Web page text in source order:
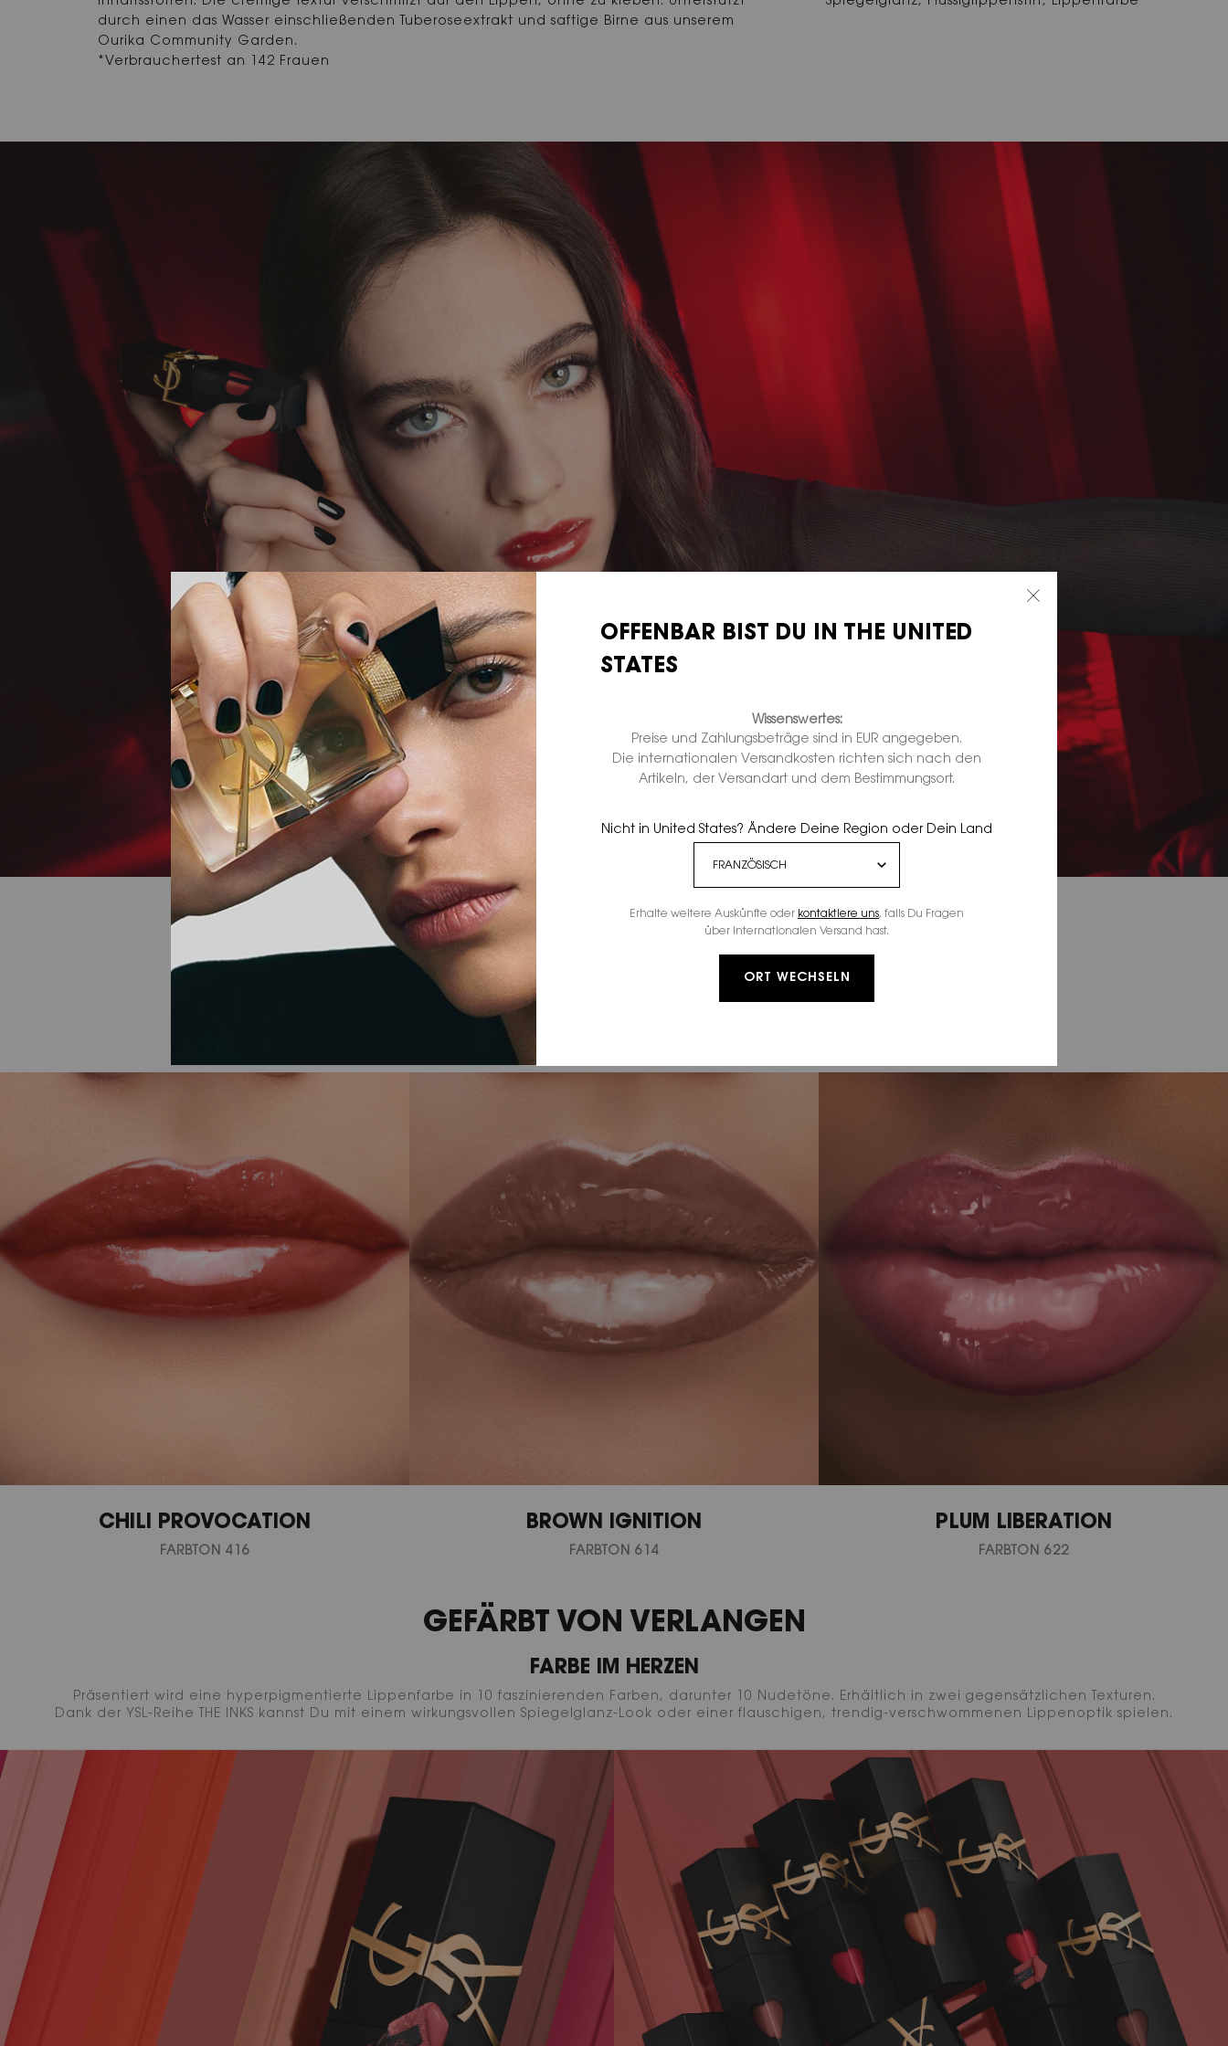
durch einen das Wasser einschließenden Tuberoseextrakt und saftige Birne aus unserem
Ourika Community Garden.
*Verbrauchertest an 142 Frauen
HÜLLE DEINE LIPPEN
IN DIE
PERFEKTE
CHILI PROVOCATION
FARBTON 416
BROWN IGNITION
FARBTON 614
PLUM LIBERATION
FARBTON 622
GEFÄRBT VON VERLANGEN
FARBE IM HERZEN
Präsentiert wird eine hyperpigmentierte Lippenfarbe in 10 faszinierenden Farben, darunter 10 Nudetöne. Erhältlich in zwei gegensätzlichen Texturen.
Dank der YSL-Reihe THE INKS kannst Du mit einem wirkungsvollen Spiegelglanz-Look oder einer flauschigen, trendig-verschwommenen Lippenoptik spielen.
OFFENBAR BIST DU IN THE UNITED
STATES
Wissenswertes:
Preise und Zahlungsbeträge sind in EUR angegeben.
Die internationalen Versandkosten richten sich nach den
Artikeln, der Versandart und dem Bestimmungsort.
Nicht in United States? Ändere Deine Region oder Dein Land
Erhalte weitere Auskünfte oder kontaktiere uns, falls Du Fragen
über internationalen Versand hast.
ORT WECHSELN